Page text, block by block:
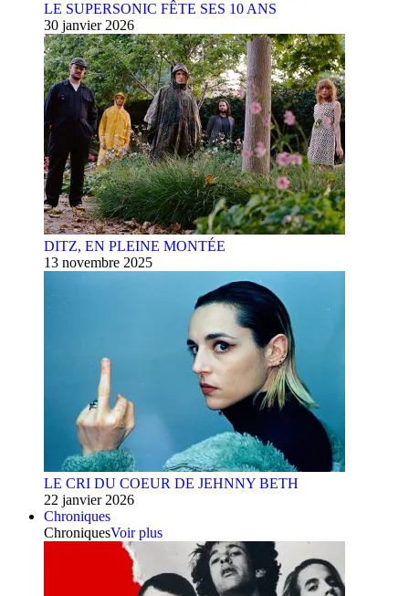
LE SUPERSONIC FÊTE SES 10 ANS
30 janvier 2026
DITZ, EN PLEINE MONTÉE
13 novembre 2025
LE CRI DU COEUR DE JEHNNY BETH
22 janvier 2026
Chroniques
ChroniquesVoir plus